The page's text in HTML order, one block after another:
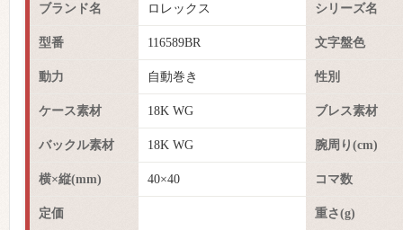
ブランド名 ロレックス シリーズ名
型番 116589BR 文字盤色
動力 自動巻き 性別
ケース素材 18K WG ブレス素材
バックル素材 18K WG 腕周り(cm)
横×縦(mm) 40×40 コマ数
定価 重さ(g)